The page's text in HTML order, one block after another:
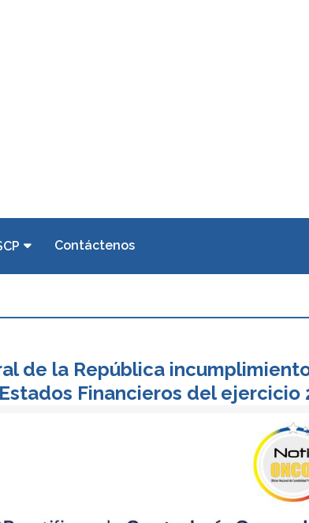
Contáctenos
de la República
Financieros del ejercicio